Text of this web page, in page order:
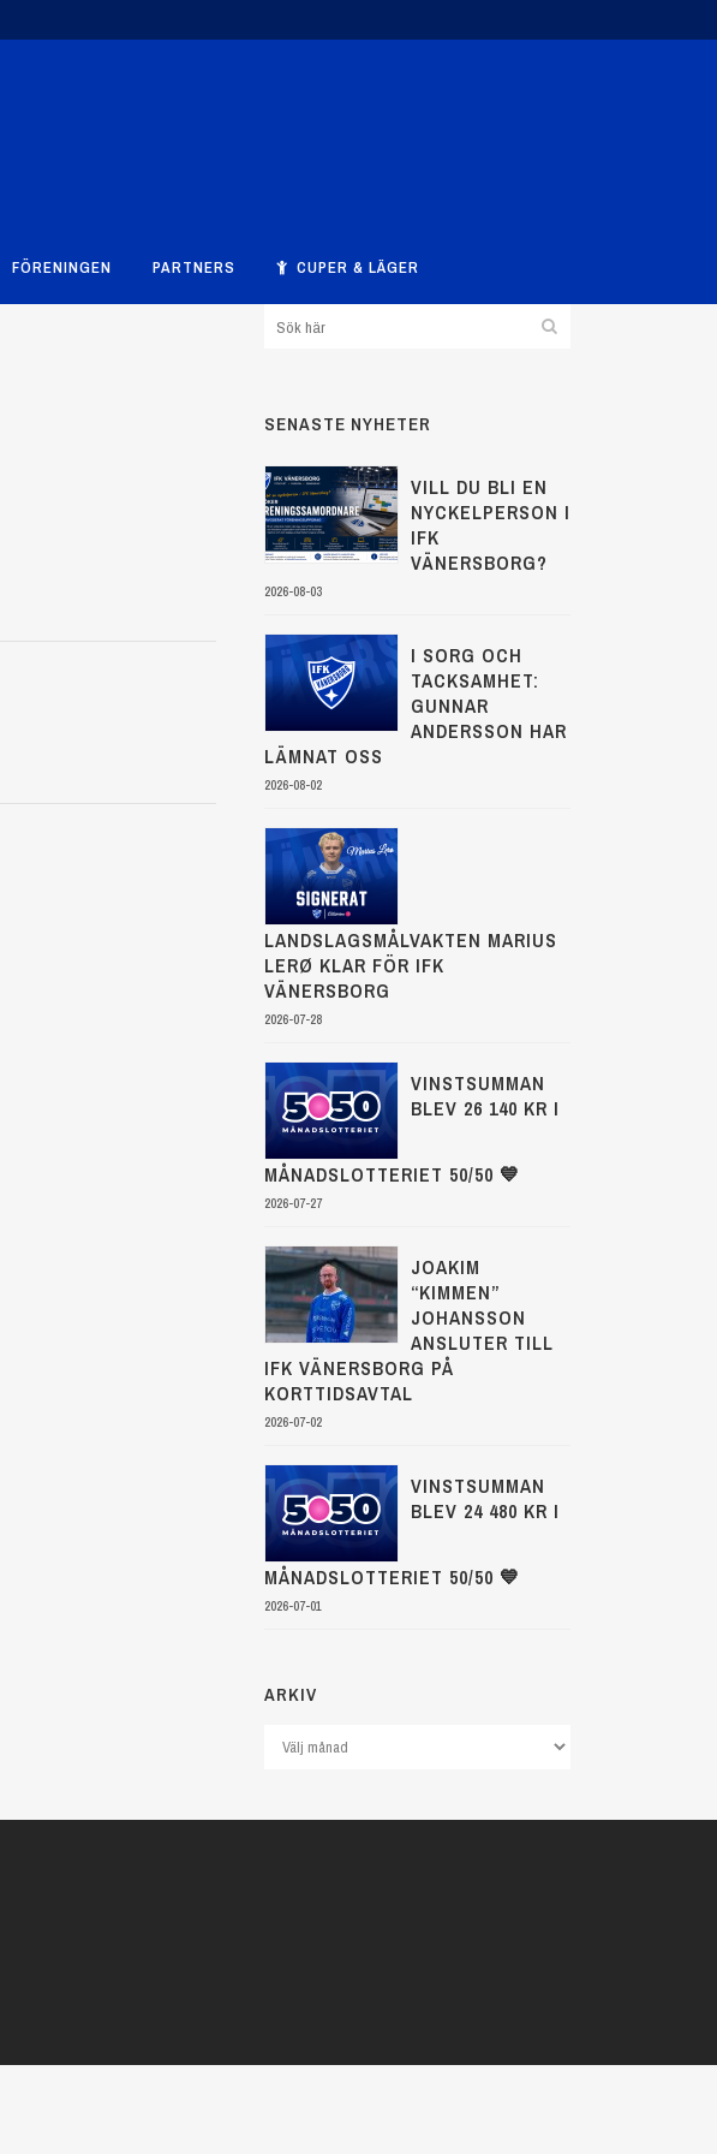
FÖRENINGEN PARTNERS CUPER & LÄGER
SENASTE NYHETER
VILL DU BLI EN
NYCKELPERSON I
IFK
VÄNERSBORG?
2026-08-03
I SORG OCH
TACKSAMHET:
GUNNAR
ANDERSSON HAR
LÄMNAT OSS
2026-08-02
LANDSLAGSMÅLVAKTEN MARIUS
LERØ KLAR FÖR IFK
VÄNERSBORG
2026-07-28
VINSTSUMMAN
BLEV 26 140 KR I
MÅNADSLOTTERIET 50/50 💙
2026-07-27
JOAKIM
“KIMMEN”
JOHANSSON
ANSLUTER TILL
IFK VÄNERSBORG PÅ
KORTTIDSAVTAL
2026-07-02
VINSTSUMMAN
BLEV 24 480 KR I
MÅNADSLOTTERIET 50/50 💙
2026-07-01
ARKIV
Arkiv